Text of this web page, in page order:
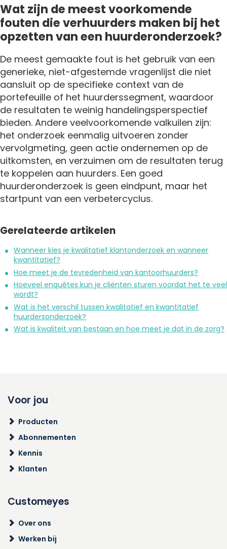
Wat zijn de meest voorkomende
fouten die verhuurders maken bij het
opzetten van een huurderonderzoek?
De meest gemaakte fout is het gebruik van een
generieke, niet-afgestemde vragenlijst die niet
aansluit op de specifieke context van de
portefeuille of het huurderssegment, waardoor
de resultaten te weinig handelingsperspectief
bieden. Andere veelvoorkomende valkuilen zijn:
het onderzoek eenmalig uitvoeren zonder
vervolgmeting, geen actie ondernemen op de
uitkomsten, en verzuimen om de resultaten terug
te koppelen aan huurders. Een goed
huurderonderzoek is geen eindpunt, maar het
startpunt van een verbetercyclus.
Gerelateerde artikelen
Wanneer kies je kwalitatief klantonderzoek en wanneer
kwantitatief?
Hoe meet je de tevredenheid van kantoorhuurders?
Hoeveel enquêtes kun je cliënten sturen voordat het te veel
wordt?
Wat is het verschil tussen kwalitatief en kwantitatief
huurdersonderzoek?
Wat is kwaliteit van bestaan en hoe meet je dat in de zorg?
Voor jou
Producten
Abonnementen
Kennis
Klanten
Customeyes
Over ons
Werken bij